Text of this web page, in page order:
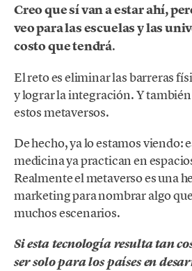
Creo que sí van a estar ahí,
veo para las escuelas y las
costo que tendrá.
El reto es eliminar las barreras
y lograr la integración. Y
estos metaversos.
De hecho, ya lo estamos viendo:
medicina ya practican en
Realmente el metaverso es una
marketing para nombrar algo
muchos escenarios.
Si esta tecnología resulta tan
ser solo para los países en